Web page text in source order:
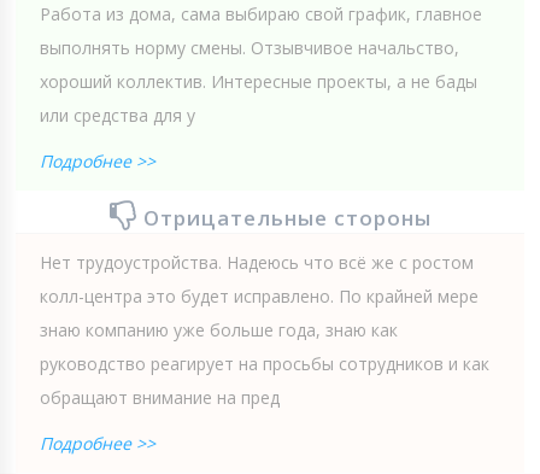
Работа из дома, сама выбираю свой график, главное
выполнять норму смены. Отзывчивое начальство,
хороший коллектив. Интересные проекты, а не бады
или средства для у
Подробнее >>
Отрицательные стороны
Нет трудоустройства. Надеюсь что всё же с ростом
колл-центра это будет исправлено. По крайней мере
знаю компанию уже больше года, знаю как
руководство реагирует на просьбы сотрудников и как
обращают внимание на пред
Подробнее >>